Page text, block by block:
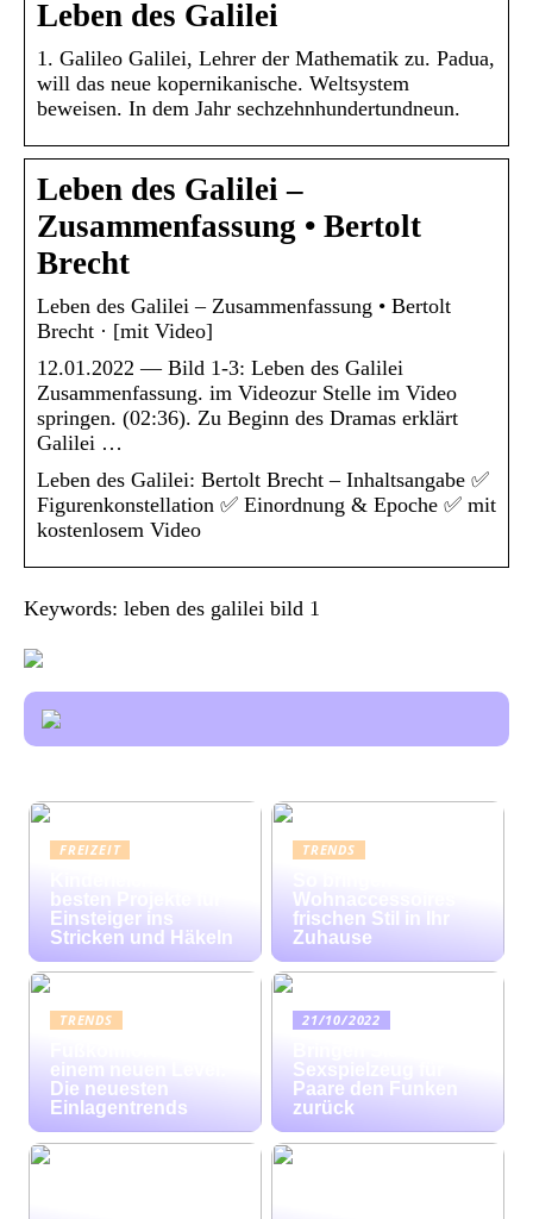
Leben des Galilei
1. Galileo Galilei, Lehrer der Mathematik zu. Padua,
will das neue kopernikanische. Weltsystem
beweisen. In dem Jahr sechzehnhundertundneun.
Leben des Galilei –
Zusammenfassung • Bertolt
Brecht
Leben des Galilei – Zusammenfassung • Bertolt
Brecht · [mit Video]
12.01.2022 — Bild 1-3: Leben des Galilei
Zusammenfassung. im Videozur Stelle im Video
springen. (02:36). Zu Beginn des Dramas erklärt
Galilei …
Leben des Galilei: Bertolt Brecht – Inhaltsangabe ✅
Figurenkonstellation ✅ Einordnung & Epoche ✅ mit
kostenlosem Video
Keywords: leben des galilei bild 1
FREIZEIT
besten Projekte für
Einsteiger ins
Stricken und Häkeln
TRENDS
Wohnaccessoires
frischen Stil in Ihr
Zuhause
TRENDS
einem neuen Level:
Die neuesten
Einlagentrends
21/10/2022
Sexspielzeug für
Paare den Funken
zurück